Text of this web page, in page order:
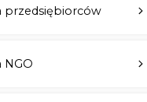
przedsiębiorców
NGO